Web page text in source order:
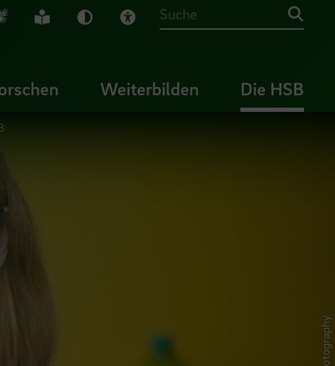
Gebärdensprache
Leichte Sprache
Dunkel-Modus
Visuelle Hilfe
Suche
Weiterbilden Die HSB